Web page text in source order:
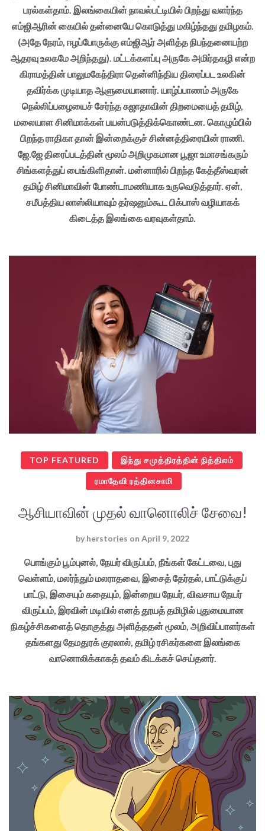
பரல்கள்தாம். இலங்கையின் நாவல்பட்டியில் பிறந்து வளர்ந்த
எம்ஜிஆரின் கையில் தன்னையே கொடுத்து மகிழ்ந்தது தமிழகம்.
(அதே நேரம், ஈழப்போருக்கு எம்ஜிஆர் அளித்த நிபந்தனையற்ற
ஆதரவு உலகமே அறிந்தது). மட்டக்களப்பு அருகே அமிர்தகழி என்ற
கிராமத்தின் பாலுமகேந்திரா தென்னிந்திய திரைப்பட உலகின்
தவிர்க்க முடியாத ஆளுமையானார். யாழ்ப்பாணம் அருகே
நெல்லிப்பழையைச் சேர்ந்த சுஜாதாவின் திறமையைத் தமிழ்,
மலையாள சினிமாக்கள் பயன்படுத்திக்கொண்டன. கொழும்பில்
பிறந்த ராதிகா தான் இன்றைக்குச் சின்னத்திரையின் ராணி.
ஜே.ஜே திரைப்படத்தின் மூலம் அறிமுகமான பூஜா உமாசங்கரும்
சிங்களத்துப் பைங்கிளிதான். மன்னாரில் பிறந்த கேத்தீஸ்வரன்
தமிழ் சினிமாவின் போண்டாமணியாக உருவெடுத்தார். ஏன்,
சமீபத்திய லாஸ்லியாவும் தர்ஷனும்கூட பிக்பாஸ் வழியாகக்
கிடைத்த இலங்கை வரவுகள்தாம்.
TOP FEATURED இந்து சமுத்திரத்தின் நித்திலம்
ரமாதேவி ரத்தினசாமி
ஆசியாவின் முதல் வானொலிச் சேவை!
by herstories on April 9, 2022
பொங்கும் பூம்புனல், நேயர் விருப்பம், நீங்கள் கேட்டவை, புது
வெள்ளம், மலர்ந்தும் மலராதவை, இசைத் தேர்தல், பாட்டுக்குப்
பாட்டு, இசையும் கதையும், இன்றைய நேயர், விவசாய நேயர்
விருப்பம், இரவின் மடியில் எனத் தூயத் தமிழில் புதுமையான
நிகழ்ச்சிகளைத் தொகுத்து அளித்ததன் மூலம், அறிவிப்பாளர்கள்
தங்களது தேமதுரக் குரலால், தமிழ் ரசிகர்களை இலங்கை
வானொலிக்காகத் தவம் கிடக்கச் செய்தனர்.